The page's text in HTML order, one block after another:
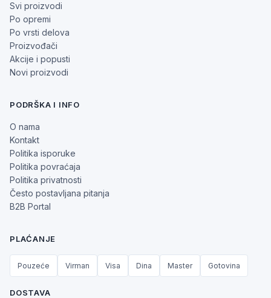
Svi proizvodi
Po opremi
Po vrsti delova
Proizvođači
Akcije i popusti
Novi proizvodi
PODRŠKA I INFO
O nama
Kontakt
Politika isporuke
Politika povraćaja
Politika privatnosti
Često postavljana pitanja
B2B Portal
PLAĆANJE
Pouzeće Virman Visa Dina Master Gotovina
DOSTAVA